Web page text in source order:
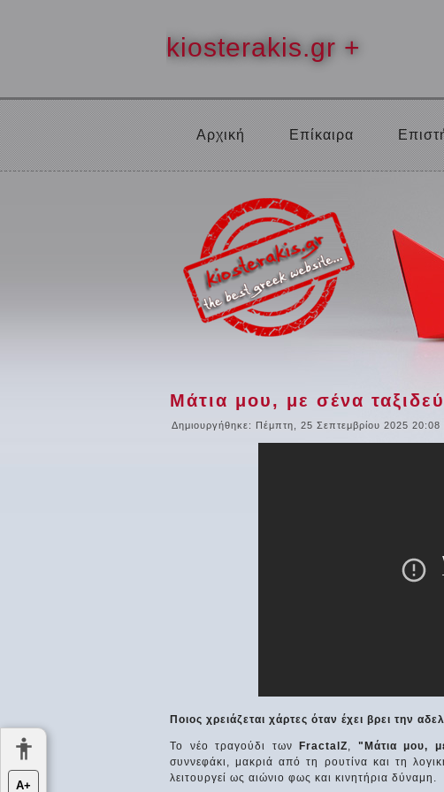
kiosterakis.gr +
Αρχική Επίκαιρα
Μάτια μου, με σένα
Δημιουργήθηκε: Πέμπτη, 25 Σεπτεμβρίου 2025 20:08
Ποιος χρειάζεται χάρτες όταν έχει βρει την
Το νέο τραγούδι των FractalZ, "Μάτια μου,
συννεφάκι, μακριά από τη ρουτίνα και τη
λειτουργεί ως αιώνιο φως και κινητήρια δύναμη.
Α+